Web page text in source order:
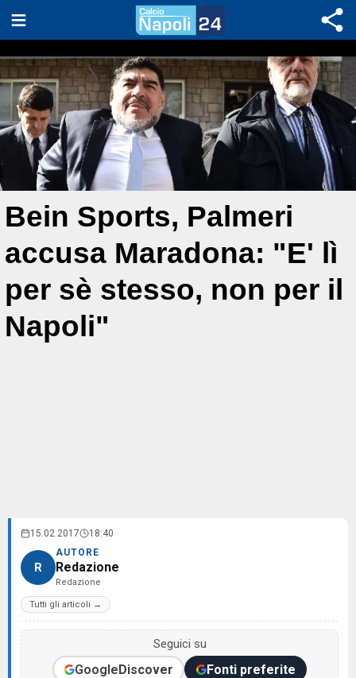
Bein Sports, Palmeri
accusa Maradona: "E' lì
per sè stesso, non per il
Napoli"
15.02.2017 18:40
R
AUTORE
Redazione
Redazione
Tutti gli articoli →
Seguici su
GoogleDiscover Fonti preferite